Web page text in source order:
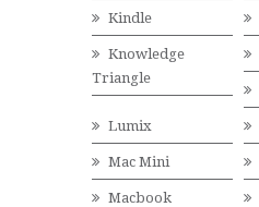
Kindle
Knowledge
Triangle
Lumix
Mac Mini
Macbook